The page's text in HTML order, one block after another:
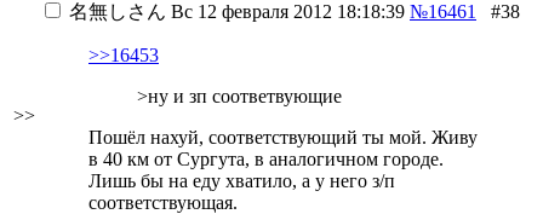
>>
名無しさん Вс 12 февраля 2012 18:18:39 №16461 #38
>>16453
>ну и зп соответвующие
Пошёл нахуй, соответствующий ты мой. Живу
в 40 км от Сургута, в аналогичном городе.
Лишь бы на еду хватило, а у него з/п
соответствующая.